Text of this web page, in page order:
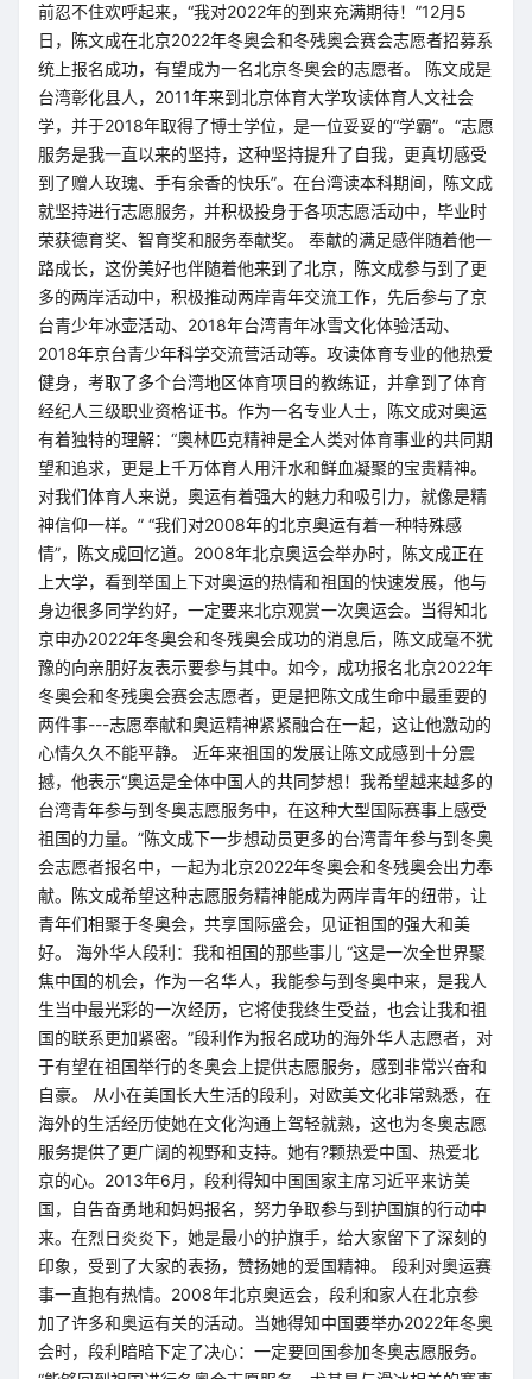
前忍不住欢呼起来，“我对2022年的到来充满期待！”12月5
日，陈文成在北京2022年冬奥会和冬残奥会赛会志愿者招募系
统上报名成功，有望成为一名北京冬奥会的志愿者。 陈文成是
台湾彰化县人，2011年来到北京体育大学攻读体育人文社会
学，并于2018年取得了博士学位，是一位妥妥的“学霸”。“志愿
服务是我一直以来的坚持，这种坚持提升了自我，更真切感受
到了赠人玫瑰、手有余香的快乐”。在台湾读本科期间，陈文成
就坚持进行志愿服务，并积极投身于各项志愿活动中，毕业时
荣获德育奖、智育奖和服务奉献奖。 奉献的满足感伴随着他一
路成长，这份美好也伴随着他来到了北京，陈文成参与到了更
多的两岸活动中，积极推动两岸青年交流工作，先后参与了京
台青少年冰壶活动、2018年台湾青年冰雪文化体验活动、
2018年京台青少年科学交流营活动等。攻读体育专业的他热爱
健身，考取了多个台湾地区体育项目的教练证，并拿到了体育
经纪人三级职业资格证书。作为一名专业人士，陈文成对奥运
有着独特的理解：“奥林匹克精神是全人类对体育事业的共同期
望和追求，更是上千万体育人用汗水和鲜血凝聚的宝贵精神。
对我们体育人来说，奥运有着强大的魅力和吸引力，就像是精
神信仰一样。” “我们对2008年的北京奥运有着一种特殊感
情”，陈文成回忆道。2008年北京奥运会举办时，陈文成正在
上大学，看到举国上下对奥运的热情和祖国的快速发展，他与
身边很多同学约好，一定要来北京观赏一次奥运会。当得知北
京申办2022年冬奥会和冬残奥会成功的消息后，陈文成毫不犹
豫的向亲朋好友表示要参与其中。如今，成功报名北京2022年
冬奥会和冬残奥会赛会志愿者，更是把陈文成生命中最重要的
两件事---志愿奉献和奥运精神紧紧融合在一起，这让他激动的
心情久久不能平静。 近年来祖国的发展让陈文成感到十分震
撼，他表示“奥运是全体中国人的共同梦想！我希望越来越多的
台湾青年参与到冬奥志愿服务中，在这种大型国际赛事上感受
祖国的力量。”陈文成下一步想动员更多的台湾青年参与到冬奥
会志愿者报名中，一起为北京2022年冬奥会和冬残奥会出力奉
献。陈文成希望这种志愿服务精神能成为两岸青年的纽带，让
青年们相聚于冬奥会，共享国际盛会，见证祖国的强大和美
好。 海外华人段利：我和祖国的那些事儿 “这是一次全世界聚
焦中国的机会，作为一名华人，我能参与到冬奥中来，是我人
生当中最光彩的一次经历，它将使我终生受益，也会让我和祖
国的联系更加紧密。”段利作为报名成功的海外华人志愿者，对
于有望在祖国举行的冬奥会上提供志愿服务，感到非常兴奋和
自豪。 从小在美国长大生活的段利，对欧美文化非常熟悉，在
海外的生活经历使她在文化沟通上驾轻就熟，这也为冬奥志愿
服务提供了更广阔的视野和支持。她有?颗热爱中国、热爱北
京的心。2013年6月，段利得知中国国家主席习近平来访美
国，自告奋勇地和妈妈报名，努力争取参与到护国旗的行动中
来。在烈日炎炎下，她是最小的护旗手，给大家留下了深刻的
印象，受到了大家的表扬，赞扬她的爱国精神。 段利对奥运赛
事一直抱有热情。2008年北京奥运会，段利和家人在北京参
加了许多和奥运有关的活动。当她得知中国要举办2022年冬奥
会时，段利暗暗下定了决心：一定要回国参加冬奥志愿服务。